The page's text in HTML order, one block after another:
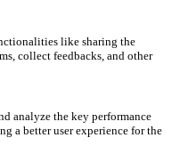
like sharing the
collect feedbacks, and other
analyze the key performance
a better user experience for the